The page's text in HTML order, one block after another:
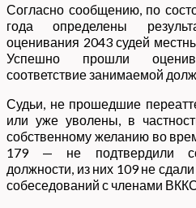
Согласно сообщению, по
года определены
оценивания 2043 судей
Успешно прошли
соответствие занимаемой
Судьи, не прошедшие
или уже уволены, в
собственному желанию во
179 — не подтвердили
должности, из них 109 не
собеседований с членами